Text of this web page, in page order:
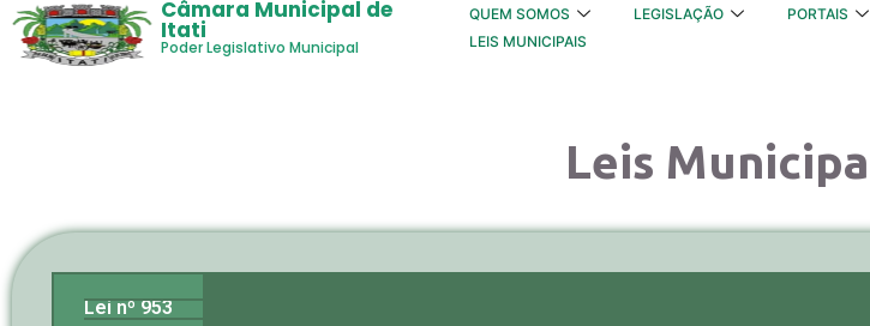
Câmara Municipal de
Itati
Poder Legislativo Municipal
QUEM SOMOS LEGISLAÇÃO PORTAIS
LEIS MUNICIPAIS
Leis
Lei nº 953